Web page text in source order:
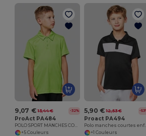
9,07 € 13,44 € -32%
ProAct PA484
+5 Couleurs
5,90 € 12,53 € -
Proact PA494
Polo manches courtes enfant
+1 Couleurs